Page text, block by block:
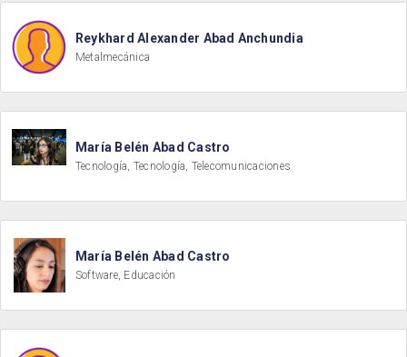
Reykhard Alexander Abad Anchundia
Metalmecánica
María Belén Abad Castro
Tecnología, Tecnología, Telecomunicaciones
María Belén Abad Castro
Software, Educación